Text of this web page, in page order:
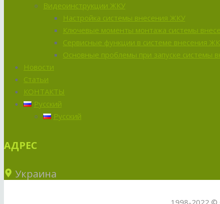
Видеоинструкции ЖКУ
Настройка системы внесения ЖКУ
Ключевые моменты монтажа системы
Сервисные функции в системе внесения
Основные проблемы при запуске системы
Новости
Статьи
КОНТАКТЫ
Русский
Русский
АДРЕС
Украина